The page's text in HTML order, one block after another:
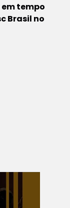
em tempo
Brasil no